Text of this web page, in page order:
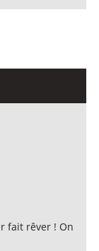
fait rêver ! On